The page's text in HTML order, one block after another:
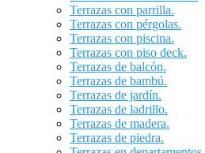
Terrazas con parrilla.
Terrazas con pérgolas.
Terrazas con piscina.
Terrazas con piso deck.
Terrazas de balcón.
Terrazas de bambú.
Terrazas de jardín.
Terrazas de ladrillo.
Terrazas de madera.
Terrazas de piedra.